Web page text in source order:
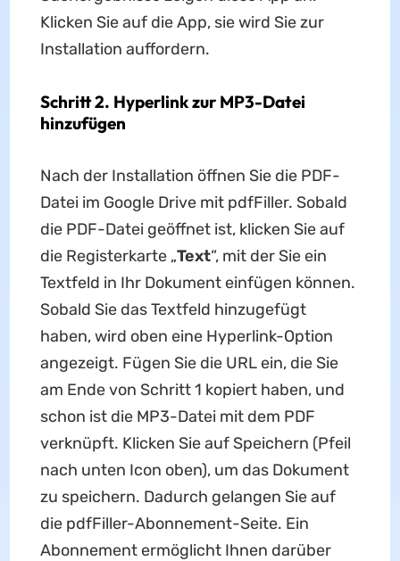
Klicken Sie auf die App, sie wird Sie zur
Installation auffordern.
Schritt 2. Hyperlink zur MP3-Datei
hinzufügen
Nach der Installation öffnen Sie die PDF-
Datei im Google Drive mit pdfFiller. Sobald
die PDF-Datei geöffnet ist, klicken Sie auf
die Registerkarte „Text“, mit der Sie ein
Textfeld in Ihr Dokument einfügen können.
Sobald Sie das Textfeld hinzugefügt
haben, wird oben eine Hyperlink-Option
angezeigt. Fügen Sie die URL ein, die Sie
am Ende von Schritt 1 kopiert haben, und
schon ist die MP3-Datei mit dem PDF
verknüpft. Klicken Sie auf Speichern (Pfeil
nach unten Icon oben), um das Dokument
zu speichern. Dadurch gelangen Sie auf
die pdfFiller-Abonnement-Seite. Ein
Abonnement ermöglicht Ihnen darüber